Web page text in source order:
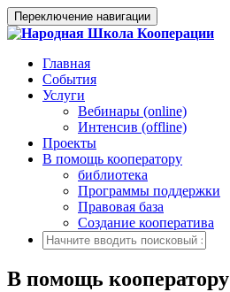
Переключение навигации
Главная
События
Услуги
Вебинары (online)
Интенсив (offline)
Проекты
В помощь кооператору
библиотека
Программы поддержки
Правовая база
Создание кооператива
В помощь кооператору